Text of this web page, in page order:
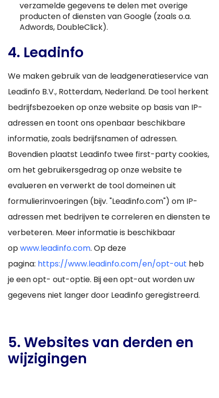
verzamelde gegevens te delen met overige
producten of diensten van Google (zoals o.a.
Adwords, DoubleClick).
4. Leadinfo
We maken gebruik van de leadgeneratieservice van
Leadinfo B.V., Rotterdam, Nederland. De tool herkent
bedrijfsbezoeken op onze website op basis van IP-
adressen en toont ons openbaar beschikbare
informatie, zoals bedrijfsnamen of adressen.
Bovendien plaatst Leadinfo twee first-party cookies,
om het gebruikersgedrag op onze website te
evalueren en verwerkt de tool domeinen uit
formulierinvoeringen (bijv. "Leadinfo.com") om IP-
adressen met bedrijven te correleren en diensten te
verbeteren. Meer informatie is beschikbaar
opwww.leadinfo.com. Op deze
pagina: https://www.leadinfo.com/en/opt-out heb
je een opt- out-optie. Bij een opt-out worden uw
gegevens niet langer door Leadinfo geregistreerd.
5. Websites van derden en
wijzigingen